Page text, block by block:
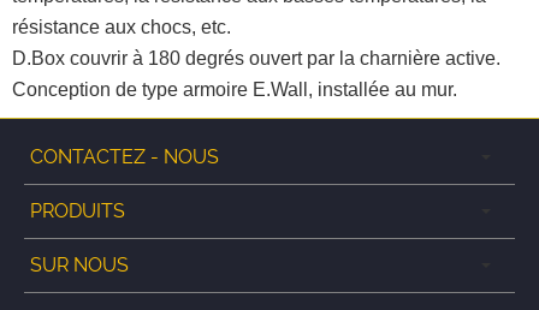
résistance aux chocs, etc.
D.Box couvrir à 180 degrés ouvert par la charnière active.
Conception de type armoire E.Wall, installée au mur.
CONTACTEZ - NOUS
PRODUITS
SUR NOUS